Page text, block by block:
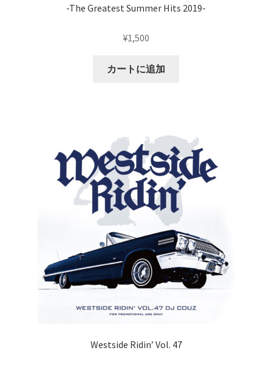
-The Greatest Summer Hits 2019-
¥1,500
カートに追加
Westside Ridin’ Vol. 47